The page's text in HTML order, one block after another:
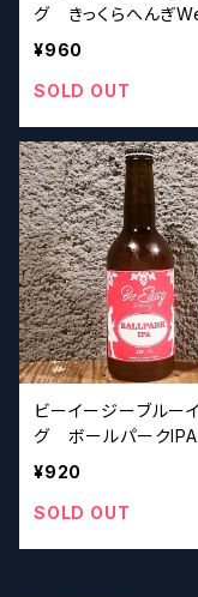
グ きっくらへんぎ
oast IPA- Be
フトビール】
¥960
SOLD OUT
ビーイージーブルー
グ ボールパーク
Be Easy Brewing
¥920
SOLD OUT